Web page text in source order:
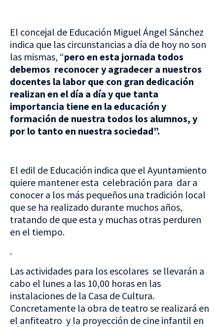
El concejal de Educación Miguel Ángel Sánchez
indica que las circunstancias a día de hoy no son
las mismas, “pero en esta jornada todos
debemos reconocer y agradecer a nuestros
docentes la labor que con gran dedicación
realizan en el día a día y que tanta
importancia tiene en la educación y
formación de nuestra todos los alumnos, y
por lo tanto en nuestra sociedad”.
El edil de Educación indica que el Ayuntamiento
quiere mantener esta celebración para dar a
conocer a los más pequeños una tradición local
que se ha realizado durante muchos años,
tratando de que esta y muchas otras perduren
en el tiempo.
.
Las actividades para los escolares se llevarán a
cabo el lunes a las 10,00 horas en las
instalaciones de la Casa de Cultura.
Concretamente la obra de teatro se realizará en
el anfiteatro y la proyección de cine infantil en